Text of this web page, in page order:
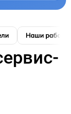
Наши работы